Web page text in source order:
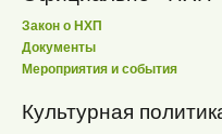
Закон о НХП
Документы
Мероприятия и события
Культурная